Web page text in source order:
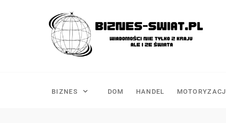
BIZNES DOM HANDEL